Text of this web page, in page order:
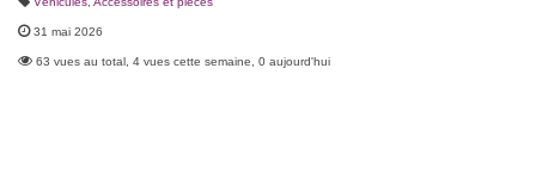
31 mai 2026
63 vues au total, 4 vues cette semaine, 0 aujourd'hui